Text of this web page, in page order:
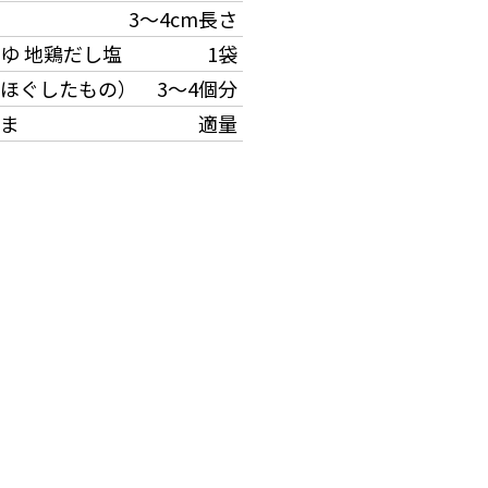
3～4cm長さ
地鶏だし塩
1袋
ぐしたもの）
3～4個分
適量